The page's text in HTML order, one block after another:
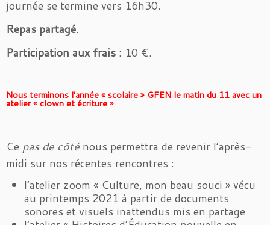
journée se termine vers 16h30.
Repas partagé.
Participation aux frais : 10 €.
Nous terminons l’année « scolaire » GFEN le matin du 11 avec un
atelier « clown et écriture »
Ce pas de côténous permettra de revenir l’après-
midi sur nos récentes rencontres :
l’atelier zoom « Culture, mon beau souci » vécu
au printemps 2021 à partir de documents
sonores et visuels inattendus mis en partage